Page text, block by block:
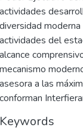
actividades
diversidad
actividades del
alcance
mecanismo
asesora a las
conforman
Keywords